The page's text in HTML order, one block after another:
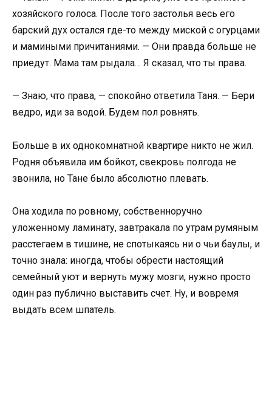
хозяйского голоса. После того застолья весь его
барский дух остался где-то между миской с огурцами
и мамиными причитаниями. — Они правда больше не
приедут. Мама там рыдала… Я сказал, что ты права.
— Знаю, что права, — спокойно ответила Таня. — Бери
ведро, иди за водой. Будем пол ровнять.
Больше в их однокомнатной квартире никто не жил.
Родня объявила им бойкот, свекровь полгода не
звонила, но Тане было абсолютно плевать.
Она ходила по ровному, собственноручно
уложенному ламинату, завтракала по утрам румяным
расстегаем в тишине, не спотыкаясь ни о чьи баулы, и
точно знала: иногда, чтобы обрести настоящий
семейный уют и вернуть мужу мозги, нужно просто
один раз публично выставить счет. Ну, и вовремя
выдать всем шпатель.